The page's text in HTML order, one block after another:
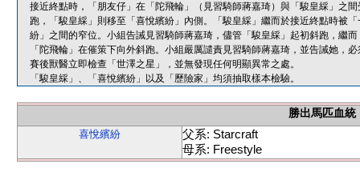
接近終點時，「朋友仔」在「陀飛輪」（見習騎師蔣嘉琦）與「駿皇綵」之
跑，「駿皇綵」則移至「喜悅繽紛」內側。「駿皇綵」繼而於接近終點時被
紛」之間的窄位。小組告誡見習騎師蔣嘉琦，儘管「駿皇綵」起初斜跑，繼
「陀飛輪」在催策下向外斜跑。小組嚴厲譴責見習騎師蔣嘉琦，並告誡她，
賽後獸醫立即檢查「世澤之星」，並無發現任何明顯異常之處。
「駿皇綵」、「喜悅繽紛」以及「歷險家」均須抽取樣本檢驗。
勝出馬匹血統
喜悅繽紛
父系: Starcraft
母系: Freestyle